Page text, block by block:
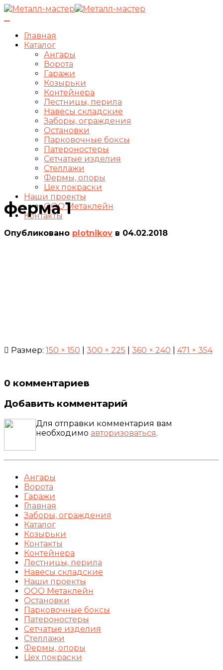
навигациюГлавная
Каталог
Ангары
Ворота
Гаражи
Козырьки
Контейнера
Лестницы, перила
Навесы складские
Заборы, ограждения
Остановки
Парковочные боксы
Патероностеры
Сетчатые изделия
Стеллажи
Фермы, опоры
Цех покраски
Наши проекты
ООО Метаклейн
Контакты
ферма 1
Опубликовано plotnikov в 04.02.2018
Размер: 150 × 150 300 × 225 360 × 240 471 × 354
0 комментариев
Добавить комментарий
Для отправки комментария вам
необходимо авторизоваться.
Ангары
Ворота
Гаражи
Главная
Заборы, ограждения
Каталог
Козырьки
Контакты
Контейнера
Лестницы, перила
Навесы складские
Наши проекты
ООО Метаклейн
Остановки
Парковочные боксы
Патероностеры
Сетчатые изделия
Стеллажи
Фермы, опоры
Цех покраски